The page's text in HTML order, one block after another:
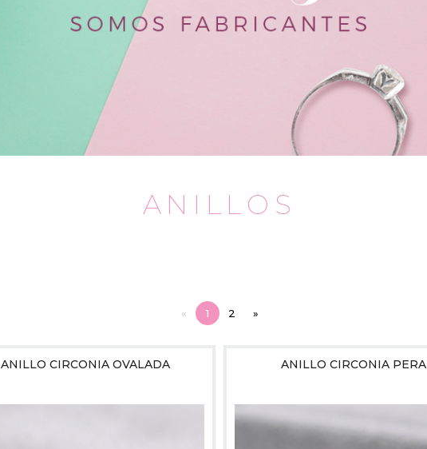
ANILLOS
« 1 2 »
ANILLO CIRCONIA OVALADA ANILLO CIRCONIA PERA